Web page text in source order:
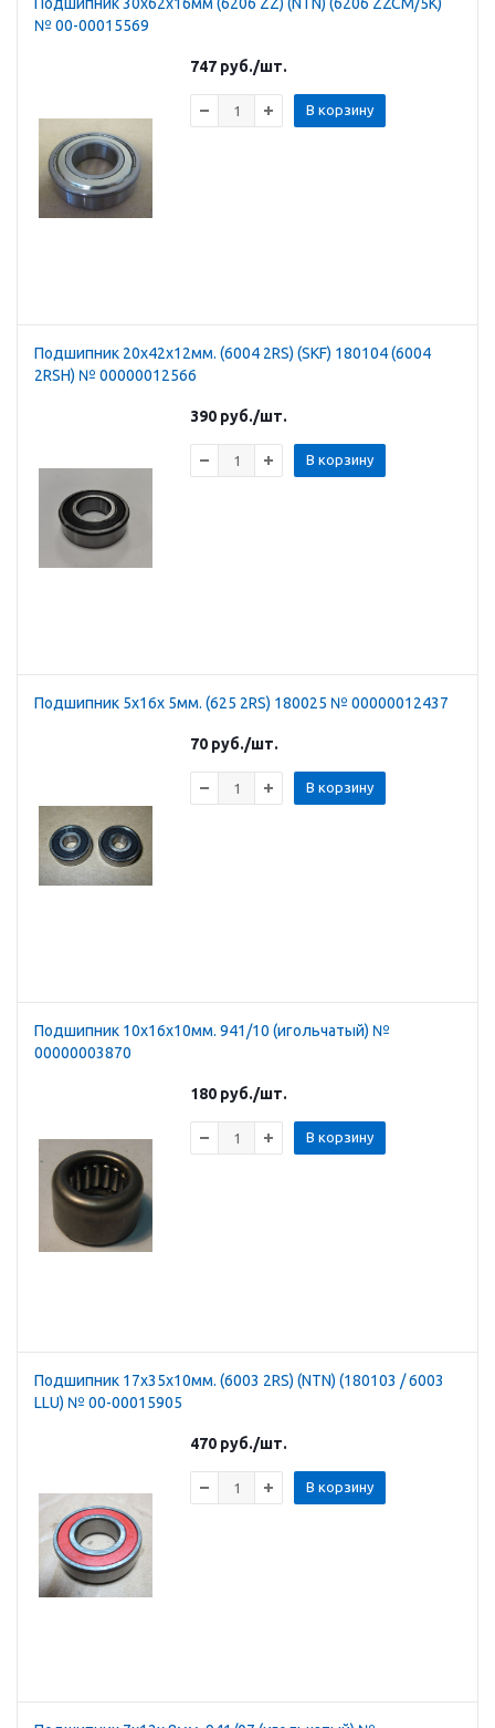
№ 00-00015569
747 руб./шт.
В корзину
Подшипник 20х42х12мм. (6004 2RS) (SKF) 180104 (6004
2RSH) № 00000012566
390 руб./шт.
В корзину
Подшипник 5х16х 5мм. (625 2RS) 180025 № 00000012437
70 руб./шт.
В корзину
Подшипник 10х16х10мм. 941/10 (игольчатый) №
00000003870
180 руб./шт.
В корзину
Подшипник 17х35х10мм. (6003 2RS) (NTN) (180103 / 6003
LLU) № 00-00015905
470 руб./шт.
В корзину